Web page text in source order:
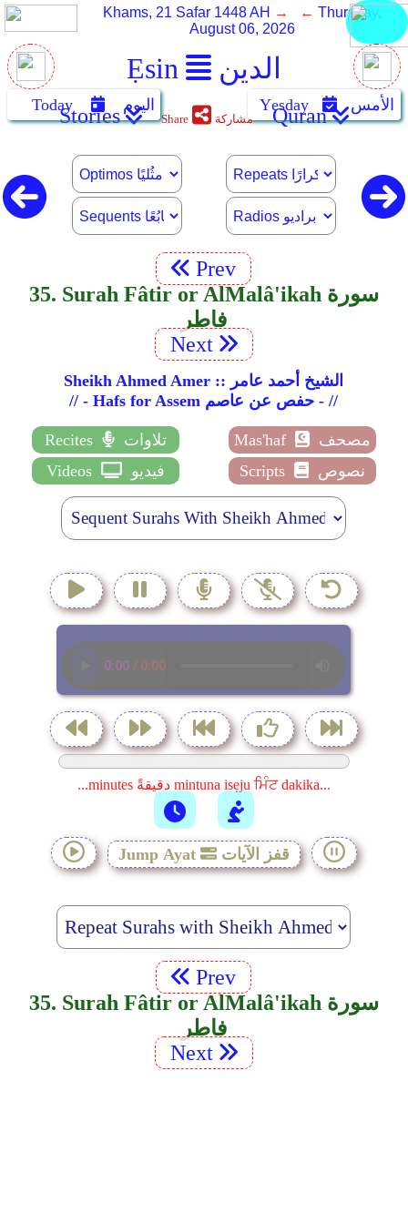
Ẹsin الدين
Khams, 21 Safar 1448 AH → ← Thursday,
August 06, 2026
Today اليوم Yẹsday الأمس Stories Share مشاركة Quran
Prev
35. Surah Fâtir or Al­Malâ'ikah سورة
فاطر
Next
Sheikh Ahmed Amer :: الشيخ أحمد عامر
// - Hafs for Assem حفص عن عاصم - //
Recites تلاوات Mas'haf
مصحف
Videos
فيديو Scripts نصوص
...minutes دقيقةً mintuna isẹju ਮਿੰਟ dakika...
Jump Ayat قفز الآيات
Prev
35. Surah Fâtir or Al­Malâ'ikah سورة
فاطر
Next